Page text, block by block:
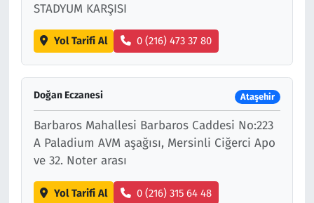
STADYUM KARŞISI
Yol Tarifi Al 0 (216) 473 37 80
Doğan Eczanesi Ataşehir
Barbaros Mahallesi Barbaros Caddesi No:223
A Paladium AVM aşağısı, Mersinli Ciğerci Apo
ve 32. Noter arası
Yol Tarifi Al 0 (216) 315 64 48